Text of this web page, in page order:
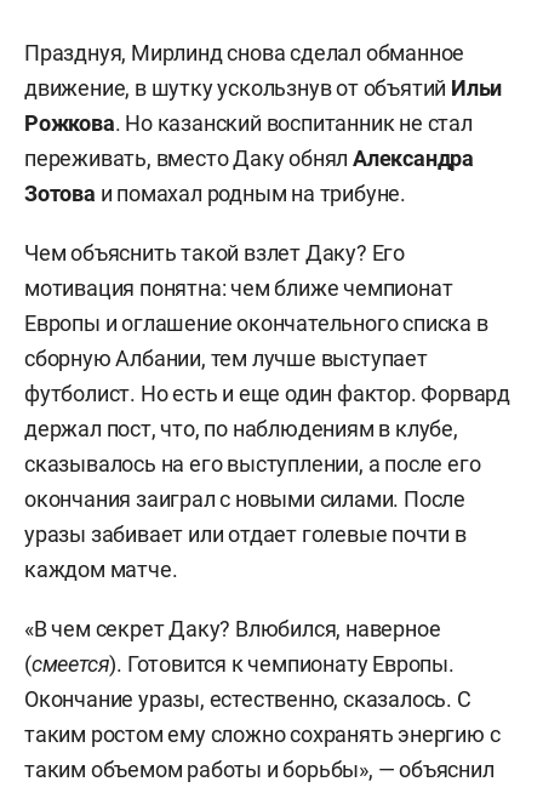
Празднуя, Мирлинд снова сделал обманное
движение, в шутку ускользнув от объятий Ильи
Рожкова. Но казанский воспитанник не стал
переживать, вместо Даку обнялАлександра
Зотова и помахал родным на трибуне.
Чем объяснить такой взлет Даку? Его
мотивация понятна: чем ближе чемпионат
Европы и оглашение окончательного списка в
сборную Албании, тем лучше выступает
футболист. Но есть и еще один фактор. Форвард
держал пост, что, по наблюдениям в клубе,
сказывалось на его выступлении, а после его
окончания заиграл с новыми силами. После
уразы забивает или отдает голевые почти в
каждом матче.
«В чем секрет Даку? Влюбился, наверное
(смеется). Готовится к чемпионату Европы.
Окончание уразы, естественно, сказалось. С
таким ростом ему сложно сохранять энергию с
таким объемом работы и борьбы», — объяснил